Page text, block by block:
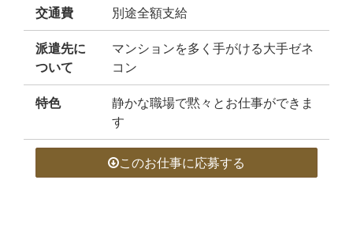
交通費 別途全額支給
派遣先に
ついて
マンションを多く手がける大手ゼネ
コン
特色
静かな職場で黙々とお仕事ができま
す
このお仕事に応募する